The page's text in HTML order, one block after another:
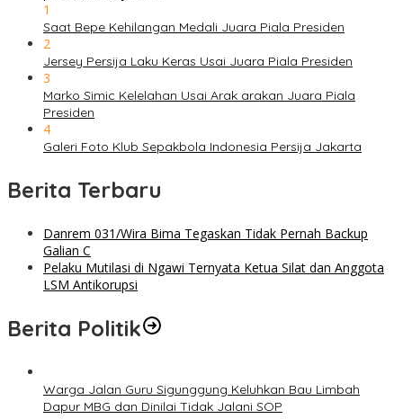
1
Saat Bepe Kehilangan Medali Juara Piala Presiden
2
Jersey Persija Laku Keras Usai Juara Piala Presiden
3
Marko Simic Kelelahan Usai Arak arakan Juara Piala
Presiden
4
Galeri Foto Klub Sepakbola Indonesia Persija Jakarta
Berita Terbaru
Danrem 031/Wira Bima Tegaskan Tidak Pernah Backup
Galian C
Pelaku Mutilasi di Ngawi Ternyata Ketua Silat dan Anggota
LSM Antikorupsi
Berita Politik
Warga Jalan Guru Sigunggung Keluhkan Bau Limbah
Dapur MBG dan Dinilai Tidak Jalani SOP